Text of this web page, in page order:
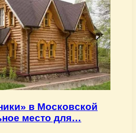
в Московской
место для…